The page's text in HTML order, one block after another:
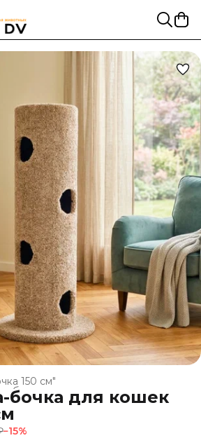
150 см"
бочки для кошек
бочка для кошек
−15%